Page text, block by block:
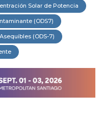
Solar de Potencia
(ODS7)
(ODS-7)